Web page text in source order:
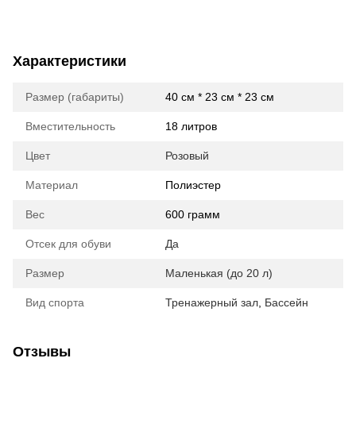
Характеристики
Размер (габариты) 40 см * 23 см * 23 см
Вместительность 18 литров
Цвет Розовый
Материал Полиэстер
Вес 600 грамм
Отсек для обуви Да
Размер Маленькая (до 20 л)
Вид спорта Тренажерный зал Бассейн
Отзывы